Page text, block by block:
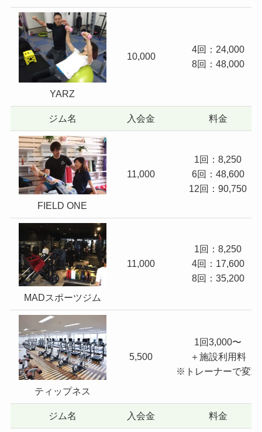
YARZ
10,000
4回：24,000
8回：48,000
ジム名 入会金 料金
FIELD ONE
11,000
1回：8,250
6回：48,600
12回：90,750
MADスポーツジム
11,000
1回：8,250
4回：17,600
8回：35,200
ティップネス
5,500
1回3,000〜
＋施設利用料
※トレーナーで変動
ジム名 入会金 料金